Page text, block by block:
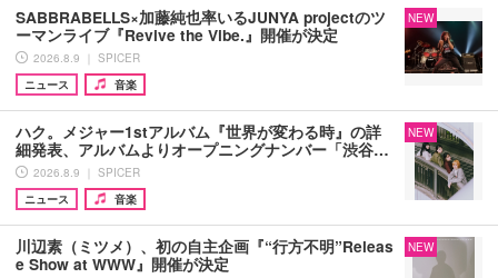
SABBRABELLS×加藤純也率いるJUNYA projectのツ
ーマンライブ『Revive the Vibe.』開催が決定
2026.8.9 ｜ SPICER
ニュース
音楽
NEW
ハク。メジャー1stアルバム『世界が変わる時』の詳
細発表、アルバムよりオープニングナンバー「渋谷…
2026.8.9 ｜ SPICER
ニュース
音楽
NEW
川辺素（ミツメ）、初の自主企画『“行方不明”Releas
e Show at WWW』開催が決定
NEW